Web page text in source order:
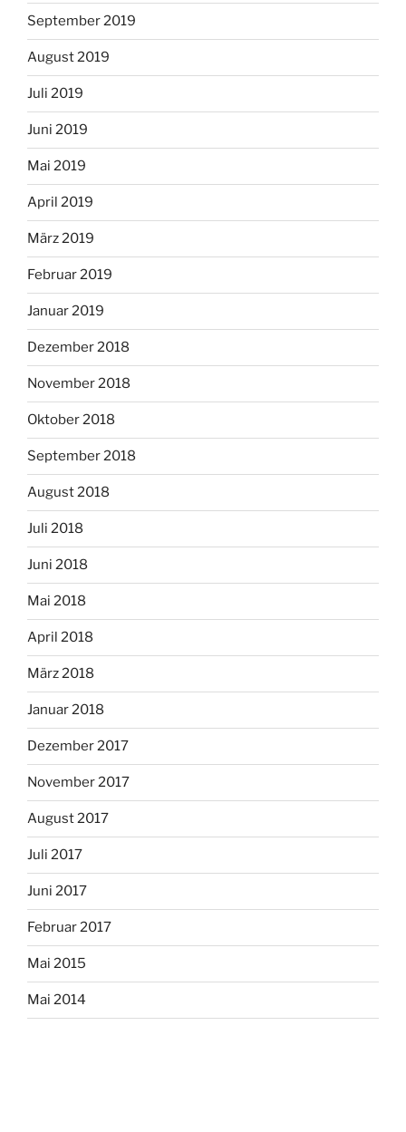
September 2019
August 2019
Juli 2019
Juni 2019
Mai 2019
April 2019
März 2019
Februar 2019
Januar 2019
Dezember 2018
November 2018
Oktober 2018
September 2018
August 2018
Juli 2018
Juni 2018
Mai 2018
April 2018
März 2018
Januar 2018
Dezember 2017
November 2017
August 2017
Juli 2017
Juni 2017
Februar 2017
Mai 2015
Mai 2014